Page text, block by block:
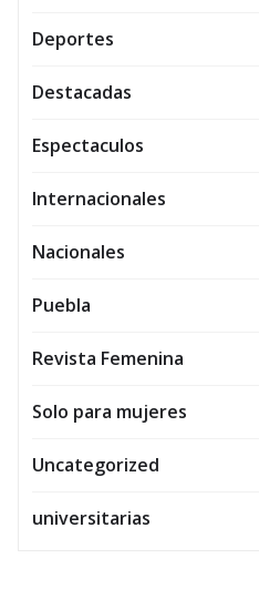
Deportes
Destacadas
Espectaculos
Internacionales
Nacionales
Puebla
Revista Femenina
Solo para mujeres
Uncategorized
universitarias